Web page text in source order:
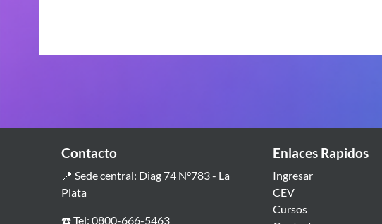
Contacto
📍 Sede central: Diag 74 N°783 - La
Plata
☎️ Tel: 0800-666-5463
Enlaces Rapidos
Ingresar
CEV
Cursos